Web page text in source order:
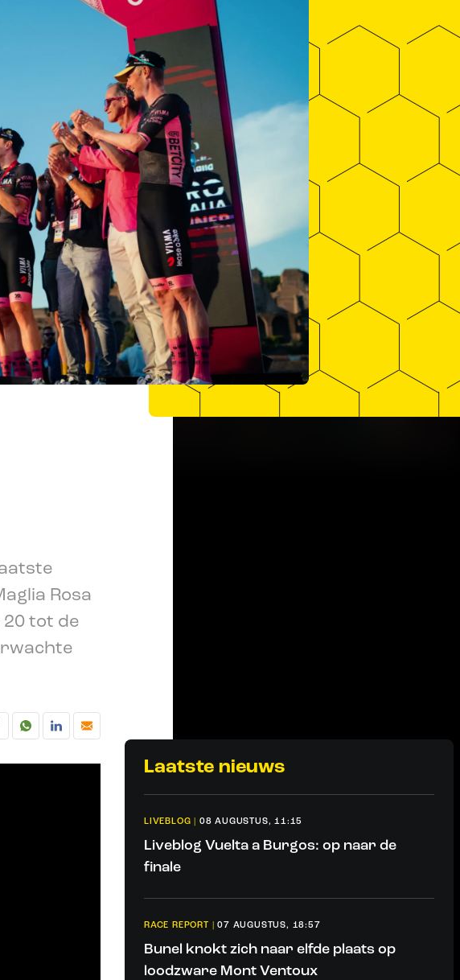
Rosa
tot de
Laatste nieuws
LIVEBLOG | 08 AUGUSTUS, 11:15
Liveblog Vuelta a Burgos: op naar de
finale
RACE REPORT |07 AUGUSTUS, 18:57
Bunel knokt zich naar elfde plaats op
loodzware Mont Ventoux